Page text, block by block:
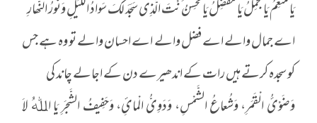
یَا مُنْعِمُ یَا مُجْمِلُ یَا مُفْضِلُ یَا مُحْسِنُ َنْتَ الَّذِی سَجَدَ لَکَ سَوادُ اللَّیْلِ وَنُورُ النَّھارِ
اے جمال والے اے فضل والے اے احسان والے تو وہ ہے جس
کو سجدہ کرتے ہیں رات کے اندھیرے دن کے اجالے چاند کی
وَضَوْئُ الْقَمَرِ، وَشُعاعُ الشَّمْسِ، وَدَوِیُّ الْمائِ، وَحَفِیفُ الشَّجَرِ یَا اﷲُ لاَ